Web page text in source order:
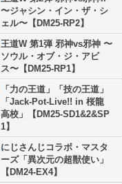
〜ジャシン・イン・ザ・シ
ェル〜【DM25-RP2】
王道W 第1弾 邪神vs邪神 〜
ソウル・オブ・ジ・アビ
ス〜【DM25-RP1】
「力の王道」「技の王道」
「Jack-Pot-Live!! in 桜龍
高校」【DM25-SD1&2&SP
1】
にじさんじコラボ・マスタ
ーズ「異次元の超獣使い」
【DM24-EX4】